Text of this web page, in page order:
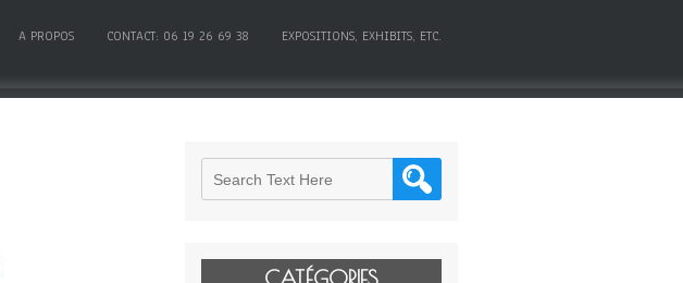
A PROPOS CONTACT: 06 19 26 69 38 EXPOSITIONS, EXHIBITS, ETC.